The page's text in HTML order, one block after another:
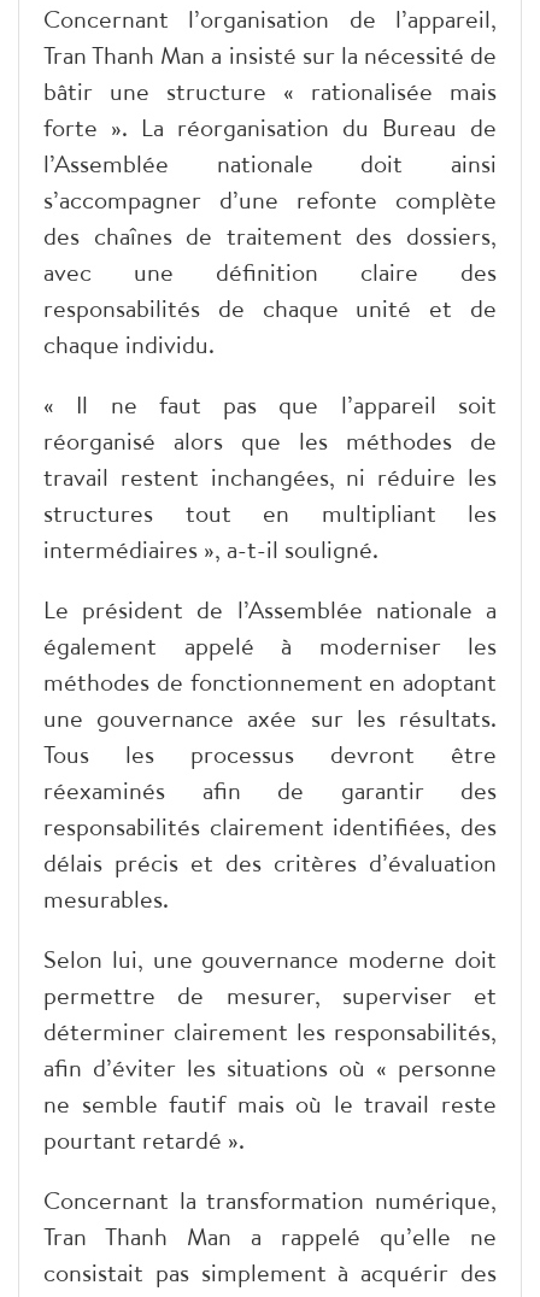
Concernant l’organisation de l’appareil,
Tran Thanh Man a insisté sur la nécessité de
bâtir une structure « rationalisée mais
forte ». La réorganisation du Bureau de
l’Assemblée nationale doit ainsi
s’accompagner d’une refonte complète
des chaînes de traitement des dossiers,
avec une définition claire des
responsabilités de chaque unité et de
chaque individu.
« Il ne faut pas que l’appareil soit
réorganisé alors que les méthodes de
travail restent inchangées, ni réduire les
structures tout en multipliant les
intermédiaires », a-t-il souligné.
Le président de l’Assemblée nationale a
également appelé à moderniser les
méthodes de fonctionnement en adoptant
une gouvernance axée sur les résultats.
Tous les processus devront être
réexaminés afin de garantir des
responsabilités clairement identifiées, des
délais précis et des critères d’évaluation
mesurables.
Selon lui, une gouvernance moderne doit
permettre de mesurer, superviser et
déterminer clairement les responsabilités,
afin d’éviter les situations où « personne
ne semble fautif mais où le travail reste
pourtant retardé ».
Concernant la transformation numérique,
Tran Thanh Man a rappelé qu’elle ne
consistait pas simplement à acquérir des